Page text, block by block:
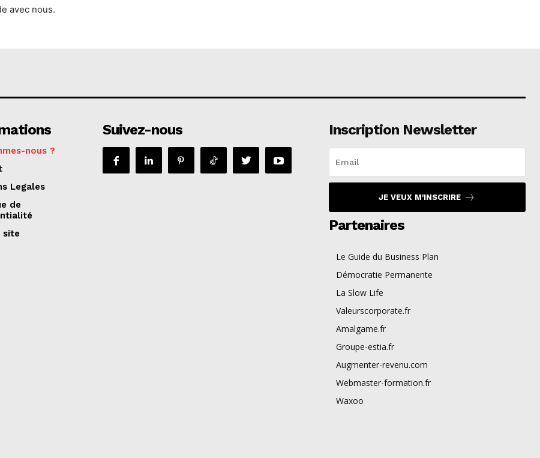
avec nous.
nous ?
Legales
de
site
Suivez-nous Inscription Newsletter
JE VEUX M'INSCRIRE
Partenaires
Le Guide du Business Plan
Démocratie Permanente
La Slow Life
Valeurscorporate.fr
Amalgame.fr
Groupe-estia.fr
Augmenter-revenu.com
Webmaster-formation.fr
Waxoo